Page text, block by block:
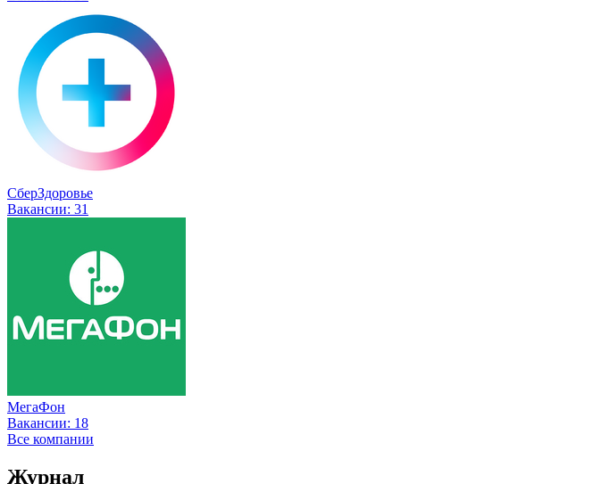
СберЗдоровье
Вакансии: 31
МегаФон
Вакансии: 18
Все компании
Журнал